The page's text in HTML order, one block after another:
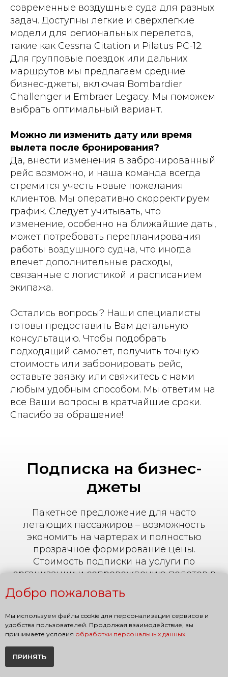
современные воздушные суда для разных
задач. Доступны легкие и сверхлегкие
модели для региональных перелетов,
такие как Cessna Citation и Pilatus PC-12.
Для групповые поездок или дальних
маршрутов мы предлагаем средние
бизнес-джеты, включая Bombardier
Challenger и Embraer Legacy. Мы поможем
выбрать оптимальный вариант.
Можно ли изменить дату или время
вылета после бронирования?
Да, внести изменения в забронированный
рейс возможно, и наша команда всегда
стремится учесть новые пожелания
клиентов. Мы оперативно скорректируем
график. Следует учитывать, что
изменение, особенно на ближайшие даты,
может потребовать перепланирования
работы воздушного судна, что иногда
влечет дополнительные расходы,
связанные с логистикой и расписанием
экипажа.
Остались вопросы? Наши специалисты
готовы предоставить Вам детальную
консультацию. Чтобы подобрать
подходящий самолет, получить точную
стоимость или забронировать рейс,
оставьте заявку или свяжитесь с нами
любым удобным способом. Мы ответим на
все Ваши вопросы в кратчайшие сроки.
Спасибо за обращение!
Подписка на бизнес-
джеты
Пакетное предложение для часто
летающих пассажиров – возможность
экономить на чартерах и полностью
прозрачное формирование цены.
Стоимость подписки на услуги по
организации и сопровождению полетов в
фиксированная.
Сервис по организации в
Добро пожаловать
Мы используем файлы cookie для персонализации сервисов и
удобства пользователей. Продолжая взаимодействие, вы
принимаете условия обработки персональных данных.
ПРИНЯТЬ